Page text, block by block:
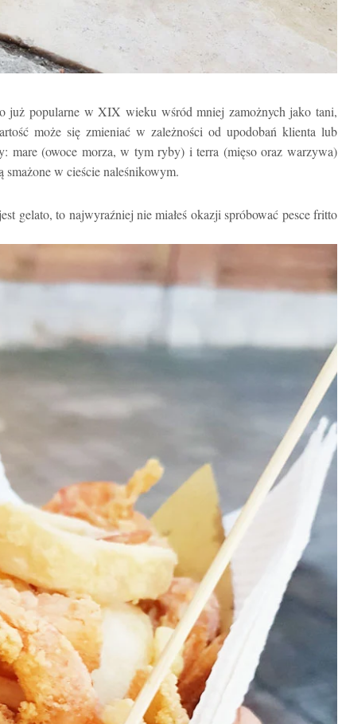
już popularne w XIX wieku wśród mniej zamożnych jako tani,
może się zmieniać w zależności od upodobań klienta lub
mare (owoce morza, w tym ryby) i terra (mięso oraz warzywa)
smażone w cieście naleśnikowym.
gelato, to najwyraźniej nie miałeś okazji spróbować pesce fritto